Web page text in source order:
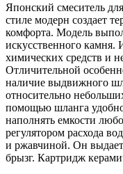
Японский смеситель
стиле модерн создает
комфорта. Модель
искусственного камня.
химических средств и
Отличительной
наличие выдвижного
относительно
помощью шланга
наполнять емкости
регулятором расхода
и ржавчиной. Он
брызг. Картридж